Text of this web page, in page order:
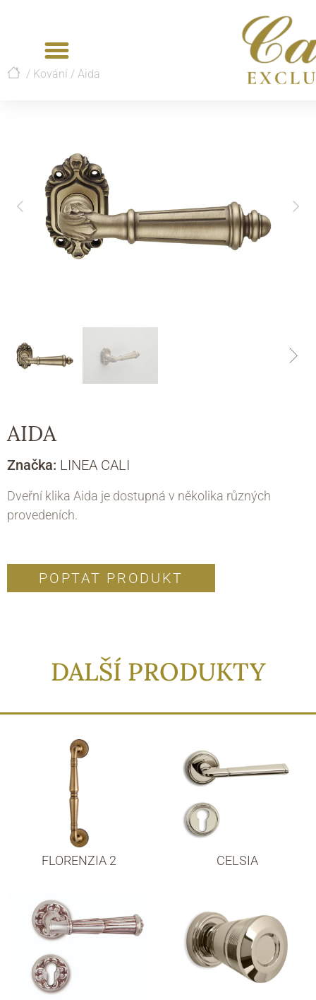
/ Kování / Aida
AIDA
Značka: LINEA CALI
Dveřní klika Aida je dostupná v několika různých
provedeních.
POPTAT PRODUKT
DALŠÍ PRODUKTY
FLORENZIA 2 CELSIA